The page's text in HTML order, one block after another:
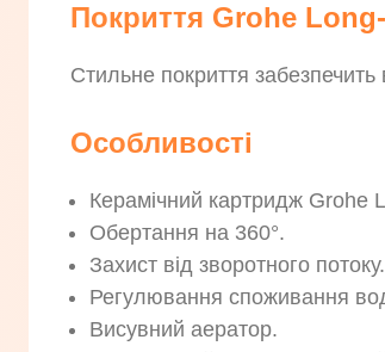
Покриття Grohe
Стильне покриття
Особливості
Керамічний картридж Grohe
Обертання на 360°.
Захист від зворотного потоку.
Регулювання споживання
Висувний аератор.